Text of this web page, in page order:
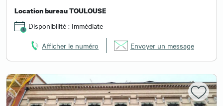
Location bureau TOULOUSE
Disponibilité : Immédiate
Afficher le numéro Envoyer un message